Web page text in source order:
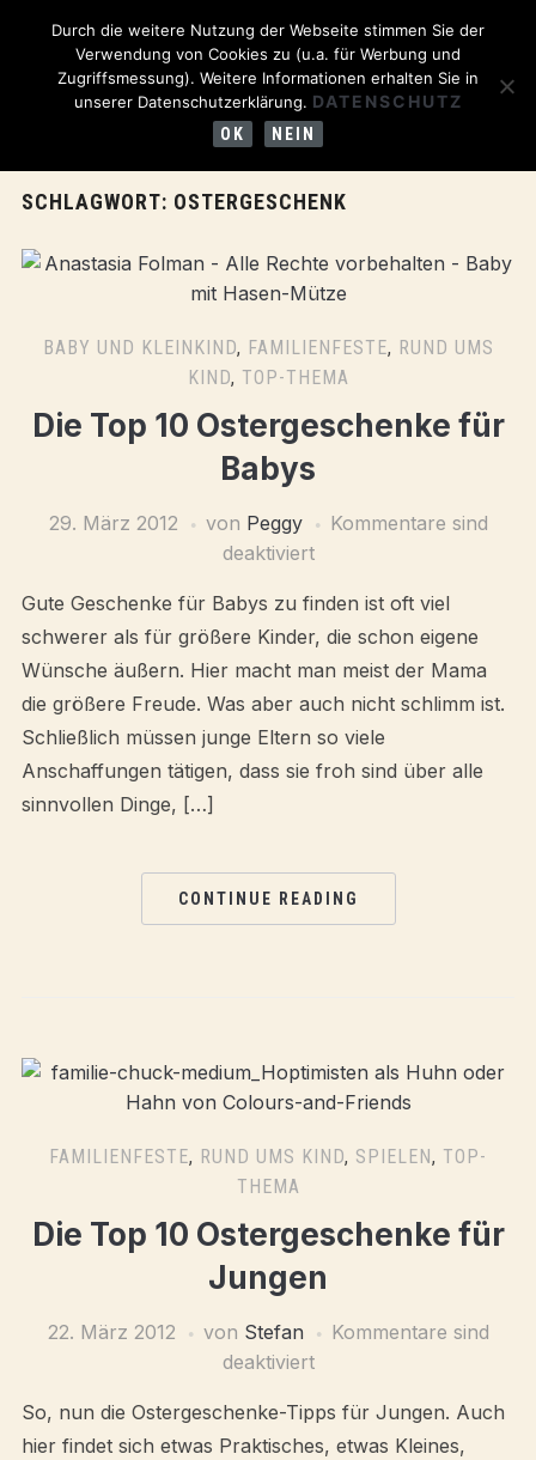
SCHLAGWORT: OSTERGESCHENK
BABY UND KLEINKIND, FAMILIENFESTE, RUND UMS
KIND, TOP-THEMA
Die Top 10 Ostergeschenke für
Babys
29. März 2012 von Peggy
Kommentare sind
deaktiviert
Gute Geschenke für Babys zu finden ist oft viel
schwerer als für größere Kinder, die schon eigene
Wünsche äußern. Hier macht man meist der Mama
die größere Freude. Was aber auch nicht schlimm ist.
Schließlich müssen junge Eltern so viele
Anschaffungen tätigen, dass sie froh sind über alle
sinnvollen Dinge, […]
CONTINUE READING
FAMILIENFESTE, RUND UMS KIND, SPIELEN, TOP-
THEMA
Die Top 10 Ostergeschenke für
Jungen
22. März 2012 von Stefan
Kommentare sind
deaktiviert
So, nun die Ostergeschenke-Tipps für Jungen. Auch
hier findet sich etwas Praktisches, etwas Kleines,
Durch die weitere Nutzung der Webseite stimmen Sie der
Verwendung von Cookies zu (u.a. für Werbung und
Zugriffsmessung). Weitere Informationen erhalten Sie in
unserer Datenschutzerklärung. DATENSCHUTZ
OK NEIN